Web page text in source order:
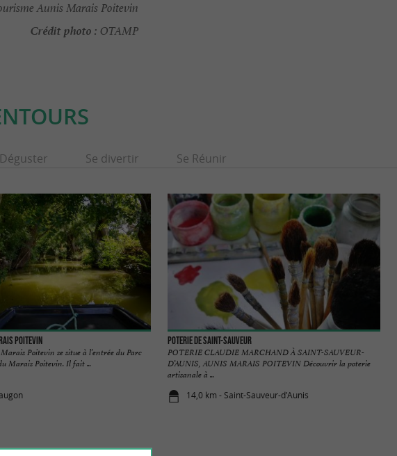
Aunis Marais Poitevin
Crédit photo : OTAMP
Déguster Se divertir Se Réunir
Poitevin
Poitevin se situe à l’entrée du Parc
Marais Poitevin. Il fait ...
Poterie de Saint-Sauveur
POTERIE CLAUDIE MARCHAND À SAINT-SAUVEUR-
D’AUNIS, AUNIS MARAIS POITEVIN Découvrir la poterie
artisanale à ...
14,0 km - Saint-Sauveur-d'Aunis